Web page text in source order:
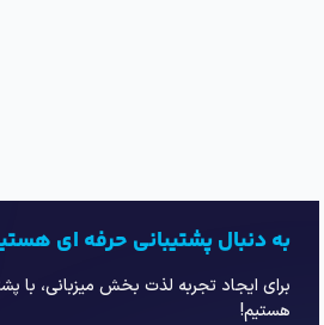
به دنبال پشتیبانی حرفه ای
هستیم!